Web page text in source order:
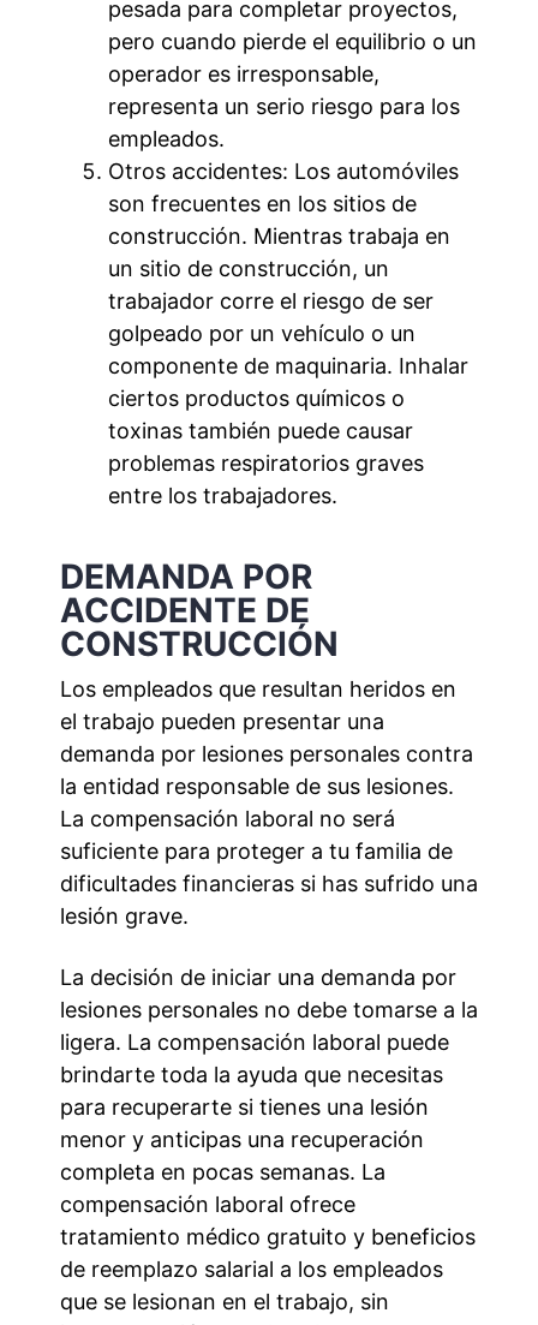
pesada para completar proyectos,
pero cuando pierde el equilibrio o un
operador es irresponsable,
representa un serio riesgo para los
empleados.
Otros accidentes: Los automóviles
son frecuentes en los sitios de
construcción. Mientras trabaja en
un sitio de construcción, un
trabajador corre el riesgo de ser
golpeado por un vehículo o un
componente de maquinaria. Inhalar
ciertos productos químicos o
toxinas también puede causar
problemas respiratorios graves
entre los trabajadores.
DEMANDA POR
ACCIDENTE DE
CONSTRUCCIÓN
Los empleados que resultan heridos en
el trabajo pueden presentar una
demanda por lesiones personales contra
la entidad responsable de sus lesiones.
La compensación laboral no será
suficiente para proteger a tu familia de
dificultades financieras si has sufrido una
lesión grave.
La decisión de iniciar una demanda por
lesiones personales no debe tomarse a la
ligera. La compensación laboral puede
brindarte toda la ayuda que necesitas
para recuperarte si tienes una lesión
menor y anticipas una recuperación
completa en pocas semanas. La
compensación laboral ofrece
tratamiento médico gratuito y beneficios
de reemplazo salarial a los empleados
que se lesionan en el trabajo, sin